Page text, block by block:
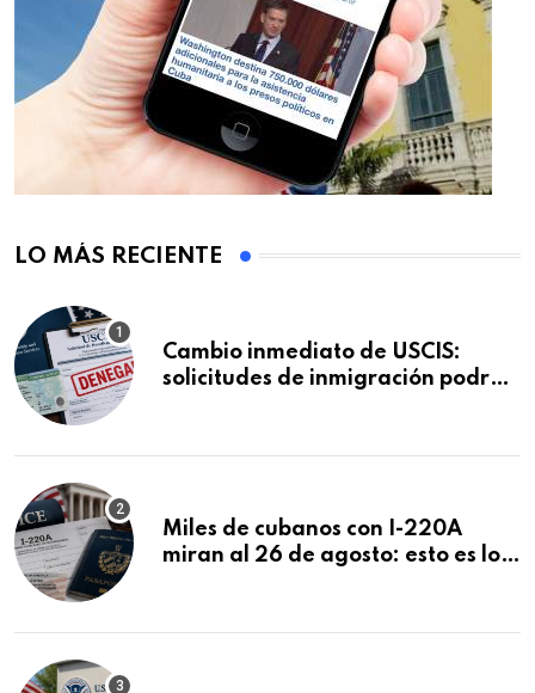
LO MÁS RECIENTE
Cambio inmediato de USCIS:
solicitudes de inmigración podrán
Miles de cubanos con I-220A
miran al 26 de agosto: esto es lo